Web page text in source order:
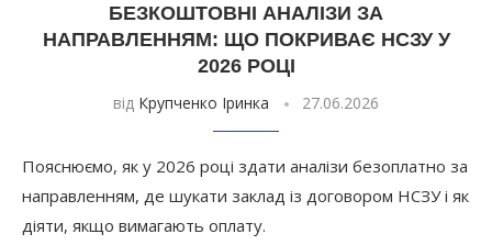
БЕЗКОШТОВНІ АНАЛІЗИ ЗА
НАПРАВЛЕННЯМ: ЩО ПОКРИВАЄ НСЗУ У
2026 РОЦІ
від Крупченко Іринка 27.06.2026
Пояснюємо, як у 2026 році здати аналізи безоплатно за
направленням, де шукати заклад із договором НСЗУ і як
діяти, якщо вимагають оплату.